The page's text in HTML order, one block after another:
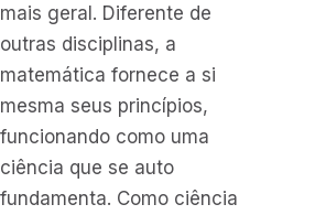
mais geral. Diferente de
outras disciplinas, a
matemática fornece a si
mesma seus princípios,
funcionando como uma
ciência que se auto
fundamenta. Como ciência